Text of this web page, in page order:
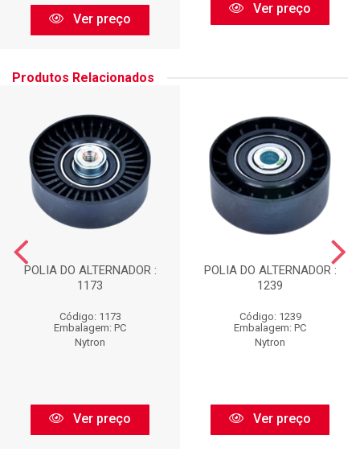
Ver preço
Ver preço
Produtos Relacionados
POLIA DO ALTERNADOR :
1173
Código: 1173
Embalagem: PC
Nytron
Ver preço
POLIA DO ALTERNADOR :
1239
Código: 1239
Embalagem: PC
Nytron
Ver preço